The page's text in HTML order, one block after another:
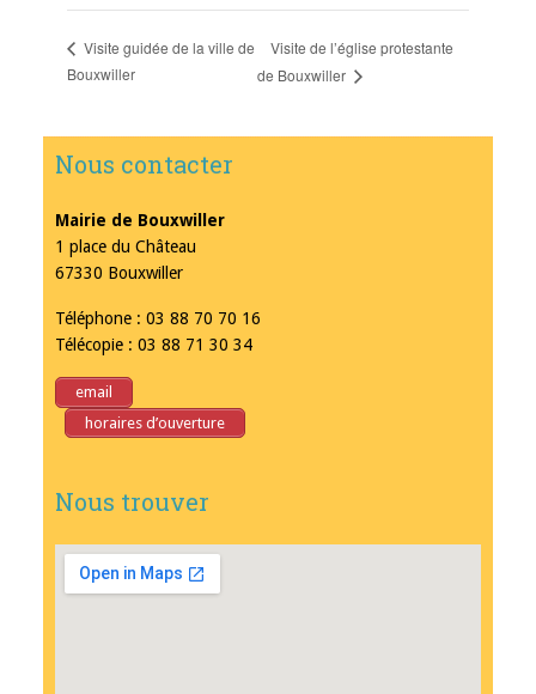
Visite guidée de la ville de
Bouxwiller
Visite de l’église protestante
de Bouxwiller
Nous contacter
Mairie de Bouxwiller
1 place du Château
67330 Bouxwiller
Téléphone : 03 88 70 70 16
Télécopie : 03 88 71 30 34
email
horaires d’ouverture
Nous trouver